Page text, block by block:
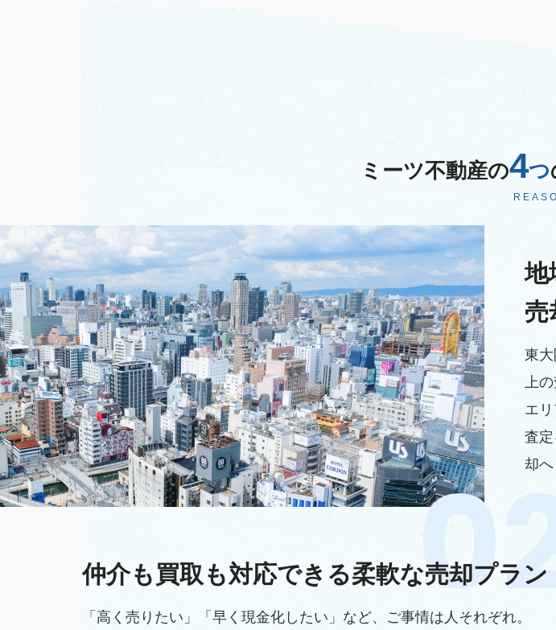
ミーツ不動産の4つ
地
売
東
上
エ
査
却へ
仲介も買取も対応できる柔軟な売却プラン
「高く売りたい」「早く現金化したい」など、ご事情は人それぞれ。